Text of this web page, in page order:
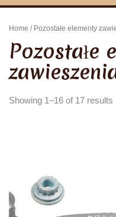
Home / Pozostałe elementy
Pozostałe
Showing 1–16 of 17 results